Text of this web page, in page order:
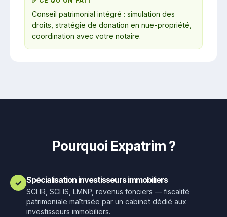
Conseil patrimonial intégré : simulation des
droits, stratégie de donation en nue-propriété,
coordination avec votre notaire.
Pourquoi Expatrim ?
✓ Spécialisation investisseurs immobiliers
SCI IR, SCI IS, LMNP, revenus fonciers — fiscalité
patrimoniale maîtrisée par un cabinet dédié aux
investisseurs immobiliers.